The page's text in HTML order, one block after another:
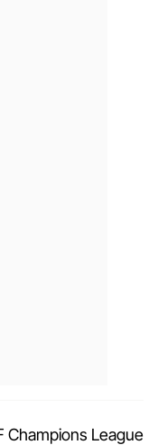
Champions League